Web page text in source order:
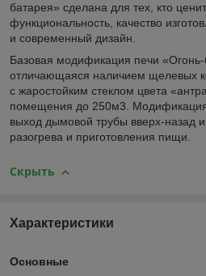
батарея» сделана для тех, кто
функциональность, качество
и современный дизайн.
Базовая модификация печи «Огонь-
отличающаяся наличием щелевых
с жаростойким стеклом цвета
помещения до 250м3.
выход дымовой трубы вверх-назад
разогрева и приготовления пищи.
Скрыть
Характеристики
Основные